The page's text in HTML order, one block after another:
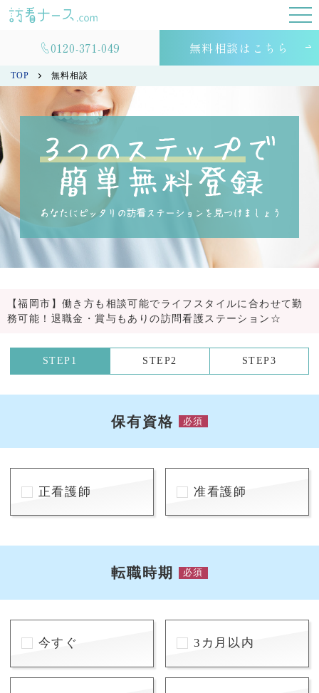
0120-371-049 無料相談はこちら
TOP 無料相談
【福岡市】働き方も相談可能でライフスタイルに合わせて勤
務可能！退職金・賞与もありの訪問看護ステーション☆
STEP1 STEP2 STEP3
保有資格 必須
正看護師 准看護師
転職時期 必須
今すぐ 3カ月以内